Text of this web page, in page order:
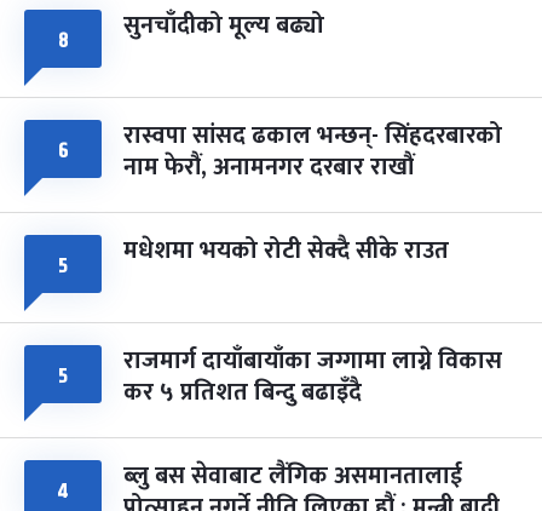
८ सुनचाँदीको मूल्य बढ्यो
६ रास्वपा सांसद ढकाल भन्छन्- सिंहदरबारको
नाम फेरौं, अनामनगर दरबार राखौं
५ मधेशमा भयको रोटी सेक्दै सीके राउत
५ राजमार्ग दायाँबायाँका जग्गामा लाग्ने विकास
कर ५ प्रतिशत बिन्दु बढाइँदै
४ ब्लु बस सेवाबाट लैंगिक असमानतालाई